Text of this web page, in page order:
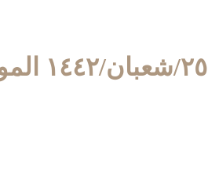
٢٥/شعبان/١٤٤٢ الموافق ٧/أبريل/٢٠٢١